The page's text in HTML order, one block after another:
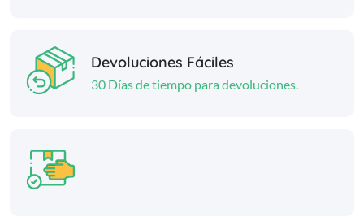
Devoluciones Fáciles
30 Días de tiempo para devoluciones.